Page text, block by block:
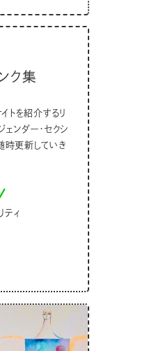
ク集
トを紹介するリ
ェンダー・セクシ
時更新していき
ティ